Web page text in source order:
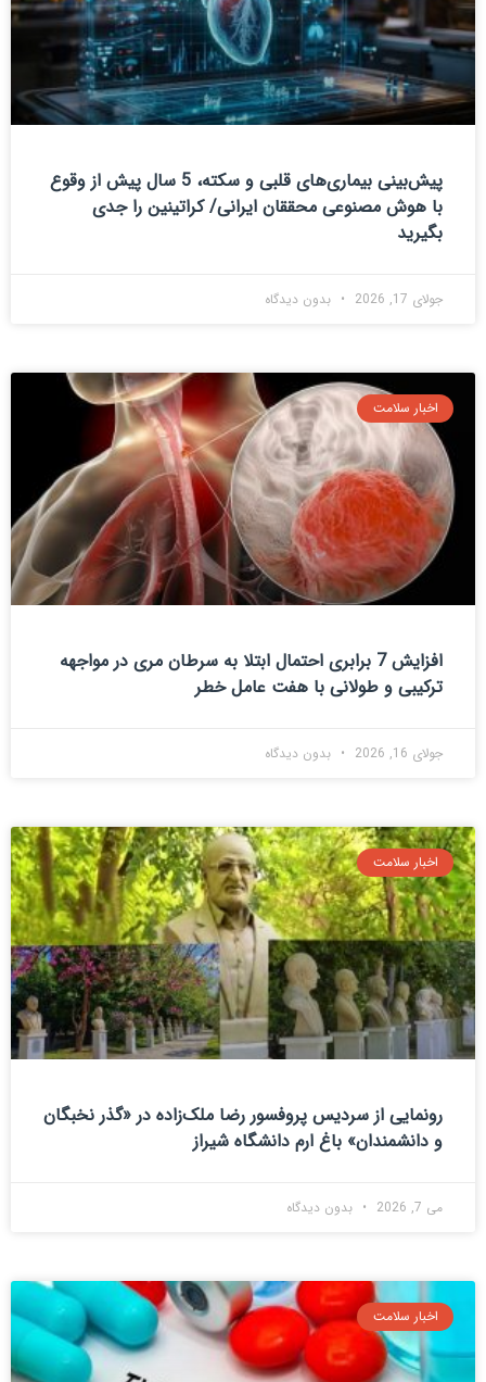
پیش‌بینی بیماری‌های قلبی و سکته، 5 سال پیش از وقوع
با هوش مصنوعی محققان ایرانی/ کراتینین را جدی
بگیرید
جولای 17, 2026 بدون دیدگاه
اخبار سلامت
افزایش 7 برابری احتمال ابتلا به سرطان مری در مواجهه
ترکیبی و طولانی با هفت عامل خطر
جولای 16, 2026 بدون دیدگاه
اخبار سلامت
رونمایی از سردیس پروفسور رضا ملک‌زاده در «گذر نخبگان
و دانشمندان» باغ ارم دانشگاه شیراز
می 7, 2026 بدون دیدگاه
اخبار سلامت